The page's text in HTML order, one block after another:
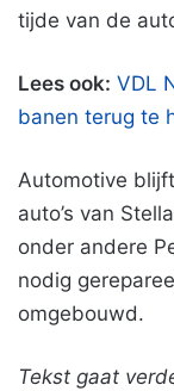
tijde van de
Lees ook: VDL
banen terug te
Automotive
auto’s van
onder andere
nodig
omgebouwd.
Tekst gaat